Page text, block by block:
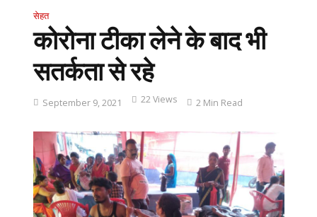
सेहत
कोरोना टीका लेने के बाद भी
सतर्कता से रहे
September 9, 2021 22 Views 2 Min Read